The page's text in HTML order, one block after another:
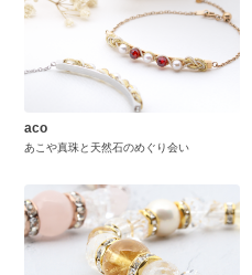
aco
あこや真珠と天然石のめぐり会い